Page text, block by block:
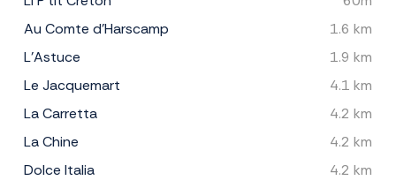
Au Comte d'Harscamp
1.6 km
L'Astuce
1.9 km
Le Jacquemart
4.1 km
La Carretta
4.2 km
La Chine
4.2 km
Dolce Italia
4.2 km